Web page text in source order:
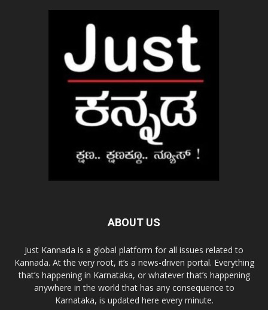
ABOUT US
Just Kannada is a global platform for all issues related to
Kannada. At the very root, it’s a news-driven portal. Everything
that’s happening in Karnataka, or whatever that’s happening
anywhere in the world that has any consequence to
Karnataka, is updated here every minute.